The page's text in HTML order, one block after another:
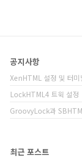
공지사항
XenHTML 설정 및 터
LockHTML4 트윅 설정
GroovyLock과
최근 포스트